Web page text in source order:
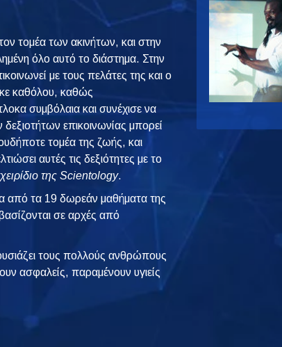
τομέα των ακινήτων, και στην
όλο αυτό το διάστημα. Στην
με τους πελάτες της και ο
καθόλου, καθώς
συμβόλαια και συνέχισε να
επικοινωνίας μπορεί
τομέα της ζωής, και
αυτές τις δεξιότητες με το
της Scientology.
από τα 19 δωρεάν μαθήματα της
σε αρχές από
τους πολλούς ανθρώπους
ασφαλείς, παραμένουν υγιείς